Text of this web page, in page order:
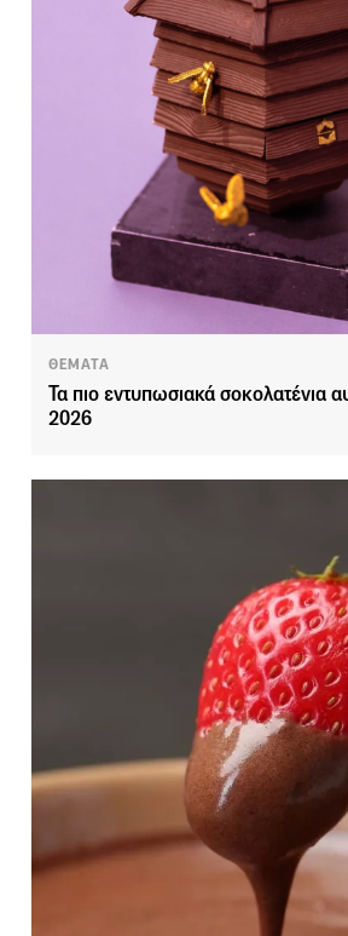
ΘΕΜΑΤΑ
Τα πιο εντυπωσιακά σοκολατένια
2026